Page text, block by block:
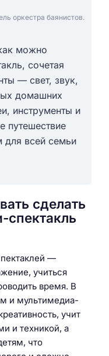
оркестра баянистов.
можно
сочетая
— свет, звук,
домашних
инструменты и
путешествие
для всей семьи
сделать
—
учиться
время. В
и мультимедиа-
учит
и техникой, а
что